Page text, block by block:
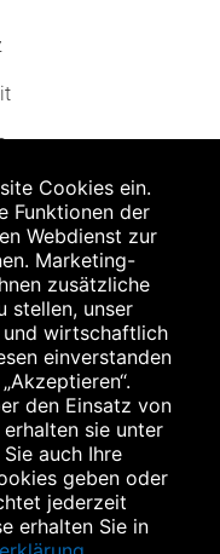
Vorrat reicht. Für Druck-
und fragen
der Hersteller. Der
Preis für rezeptfreie
verbindlichen
Fällen (z.B. bei Kindern
Krankenversicherung
im Falle einer
vor Abzug eines
V.
Cookies ein.
Funktionen der
Webdienst zur
Marketing-
zusätzliche
stellen, unser
und wirtschaftlich
einverstanden
den Einsatz von
sie unter
auch Ihre
geben oder
jederzeit
erhalten Sie in